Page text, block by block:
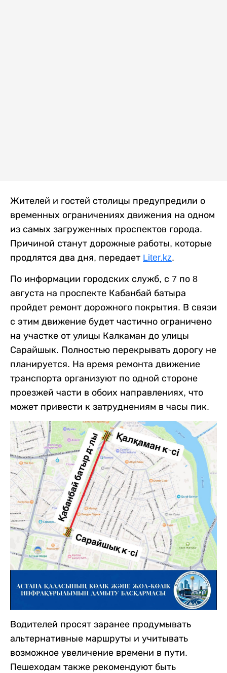
Жителей и гостей столицы предупредили о
временных ограничениях движения на одном
из самых загруженных проспектов города.
Причиной станут дорожные работы, которые
продлятся два дня, передает Liter.kz.
По информации городских служб, с 7 по 8
августа на проспекте Кабанбай батыра
пройдет ремонт дорожного покрытия. В связи
с этим движение будет частично ограничено
на участке от улицы Калкаман до улицы
Сарайшык. Полностью перекрывать дорогу не
планируется. На время ремонта движение
транспорта организуют по одной стороне
проезжей части в обоих направлениях, что
может привести к затруднениям в часы пик.
Водителей просят заранее продумывать
альтернативные маршруты и учитывать
возможное увеличение времени в пути.
Пешеходам также рекомендуют быть